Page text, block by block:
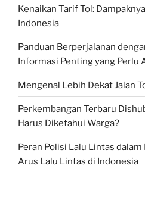
Kenaikan Tarif Tol:
Indonesia
Panduan Berperjalanan
Informasi Penting yang Perlu
Mengenal Lebih Dekat Jalan
Perkembangan Terbaru
Harus Diketahui Warga?
Peran Polisi Lalu Lintas
Arus Lalu Lintas di Indonesia